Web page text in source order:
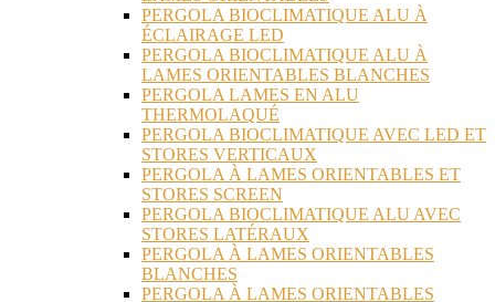
PERGOLA BIOCLIMATIQUE ALU À
ÉCLAIRAGE LED
PERGOLA BIOCLIMATIQUE ALU À
LAMES ORIENTABLES BLANCHES
PERGOLA LAMES EN ALU
THERMOLAQUÉ
PERGOLA BIOCLIMATIQUE AVEC LED ET
STORES VERTICAUX
PERGOLA À LAMES ORIENTABLES ET
STORES SCREEN
PERGOLA BIOCLIMATIQUE ALU AVEC
STORES LATÉRAUX
PERGOLA À LAMES ORIENTABLES
BLANCHES
PERGOLA À LAMES ORIENTABLES